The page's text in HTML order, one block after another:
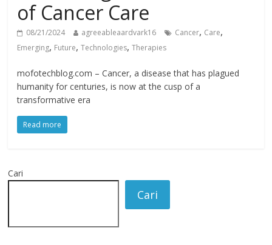
of Cancer Care
08/21/2024 agreeableaardvark16 Cancer, Care,
Emerging, Future,Technologies,Therapies
mofotechblog.com – Cancer, a disease that has plagued
humanity for centuries, is now at the cusp of a
transformative era
Read more
Cari
Cari